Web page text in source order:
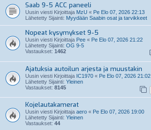
Saab 9-5 ACC paneeli
Uusin viesti Kirjoittaja MzU « Pe Elo 07, 2026 22:13
Lähetetty Sijainti: Myydään Saabin osat ja tarvikkeet
Nopeat kysymykset 9-5
Uusin viesti Kirjoittaja Pee « Pe Elo 07, 2026 21:22
Lähetetty Sijainti: OG 9-5
Vastaukset: 1462
Ajatuksia autoilun arjesta ja muustakin
Uusin viesti Kirjoittaja IC1970 « Pe Elo 07, 2026 21:02
Lähetetty Sijainti: Yleinen
Vastaukset: 8145
Kojelautakamerat
Uusin viesti Kirjoittaja aero « Pe Elo 07, 2026 19:00
Lähetetty Sijainti: Yleinen
Vastaukset: 44